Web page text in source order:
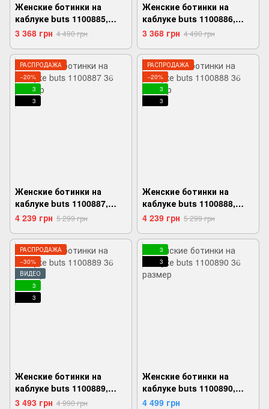
Женские ботинки на
каблуке buts 1100885,
Черный, 36,
3 368 грн 4 490 грн
Женские ботинки на
каблуке buts 1100886,
Черный, 36,
3 368 грн 4 490 грн
РАСПРОДАЖА
−20%
3
3
Женские ботинки на
каблуке buts 1100887,
Черный, 36,
4 239 грн 5 299 грн
РАСПРОДАЖА
−20%
3
3
Женские ботинки на
каблуке buts 1100888,
Черный, 36,
4 239 грн 5 299 грн
РАСПРОДАЖА
−30%
ВИДЕО
3
3
Женские ботинки на
каблуке buts 1100889,
Черный, 36,
3 493 грн 4 990 грн
3
3
Женские ботинки на
каблуке buts 1100890,
Черный, 36,
4 499 грн